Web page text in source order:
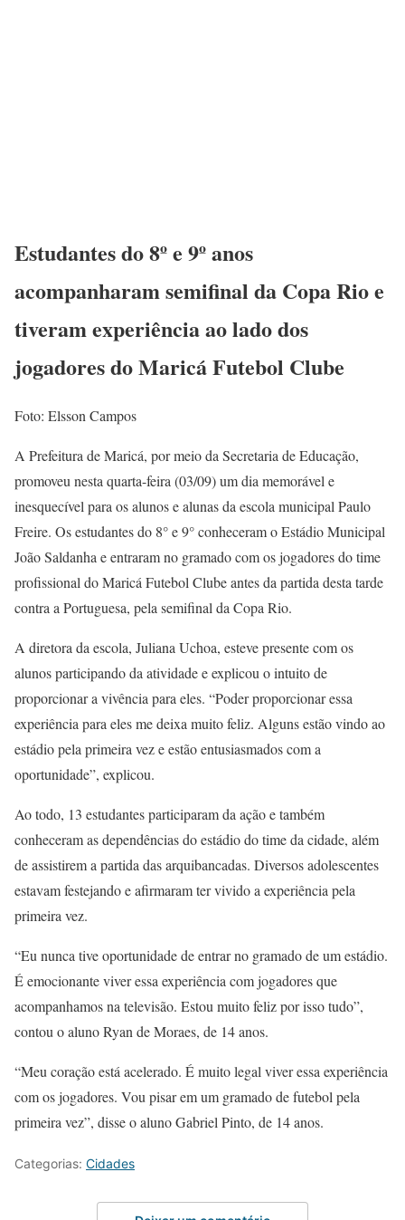
Estudantes do 8º e 9º anos
acompanharam semifinal da Copa Rio e
tiveram experiência ao lado dos
jogadores do Maricá Futebol Clube
Foto: Elsson Campos
A Prefeitura de Maricá, por meio da Secretaria de Educação,
promoveu nesta quarta-feira (03/09) um dia memorável e
inesquecível para os alunos e alunas da escola municipal Paulo
Freire. Os estudantes do 8° e 9° conheceram o Estádio Municipal
João Saldanha e entraram no gramado com os jogadores do time
profissional do Maricá Futebol Clube antes da partida desta tarde
contra a Portuguesa, pela semifinal da Copa Rio.
A diretora da escola, Juliana Uchoa, esteve presente com os
alunos participando da atividade e explicou o intuito de
proporcionar a vivência para eles. “Poder proporcionar essa
experiência para eles me deixa muito feliz. Alguns estão vindo ao
estádio pela primeira vez e estão entusiasmados com a
oportunidade”, explicou.
Ao todo, 13 estudantes participaram da ação e também
conheceram as dependências do estádio do time da cidade, além
de assistirem a partida das arquibancadas. Diversos adolescentes
estavam festejando e afirmaram ter vivido a experiência pela
primeira vez.
“Eu nunca tive oportunidade de entrar no gramado de um estádio.
É emocionante viver essa experiência com jogadores que
acompanhamos na televisão. Estou muito feliz por isso tudo”,
contou o aluno Ryan de Moraes, de 14 anos.
“Meu coração está acelerado. É muito legal viver essa experiência
com os jogadores. Vou pisar em um gramado de futebol pela
primeira vez”, disse o aluno Gabriel Pinto, de 14 anos.
Categorias: Cidades